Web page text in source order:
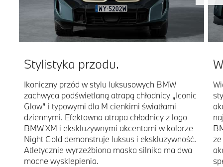
Stylistyka przodu.
Ikoniczny przód w stylu luksusowych BMW
zachwyca podświetlaną atrapą chłodnicy „Iconic
Glow” i typowymi dla M cienkimi światłami
dziennymi. Efektowna atrapa chłodnicy z logo
BMW XM i ekskluzywnymi akcentami w kolorze
Night Gold demonstruje luksus i ekskluzywność.
Atletycznie wyrzeźbiona maska silnika ma dwa
mocne wysklepienia.